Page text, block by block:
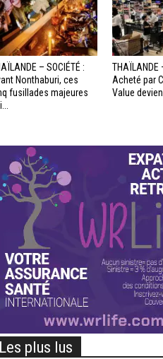
– SOCIÉTÉ :
Nonthaburi, ces
fusillades majeures
THAÏLANDE
Acheté par
Value
Les plus lus